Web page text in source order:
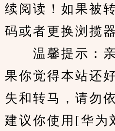
续阅读！如果被
码或者更换浏揽
温馨提示：亲
果你觉得本站还
失和转马，请勿
建议你使用[华